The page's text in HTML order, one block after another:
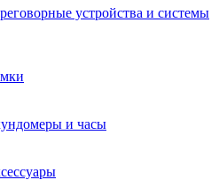
устройства и системы
и часы